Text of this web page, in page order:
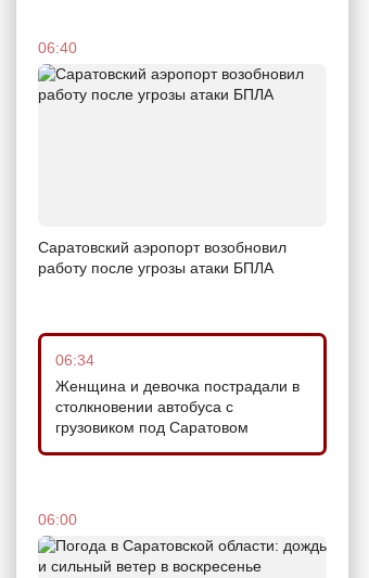
06:40
Саратовский аэропорт возобновил
работу после угрозы атаки БПЛА
06:34
Женщина и девочка пострадали в
столкновении автобуса с
грузовиком под Саратовом
06:00